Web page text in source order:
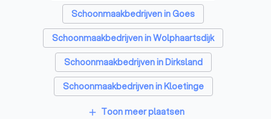
Reclamebureaus in Zierikzee
Accountants in Zierikzee
Schoonmaakbedrijven in Goes
Schoonmaakbedrijven in Wolphaartsdijk
Schoonmaakbedrijven in Dirksland
Schoonmaakbedrijven in Kloetinge
Schoonmaakbedrijven in Hellevoetsluis
add Toon meer plaatsen